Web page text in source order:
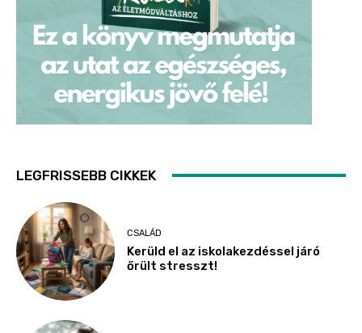
LEGFRISSEBB CIKKEK
CSALÁD
Kerüld el az iskolakezdéssel járó
őrült stresszt!